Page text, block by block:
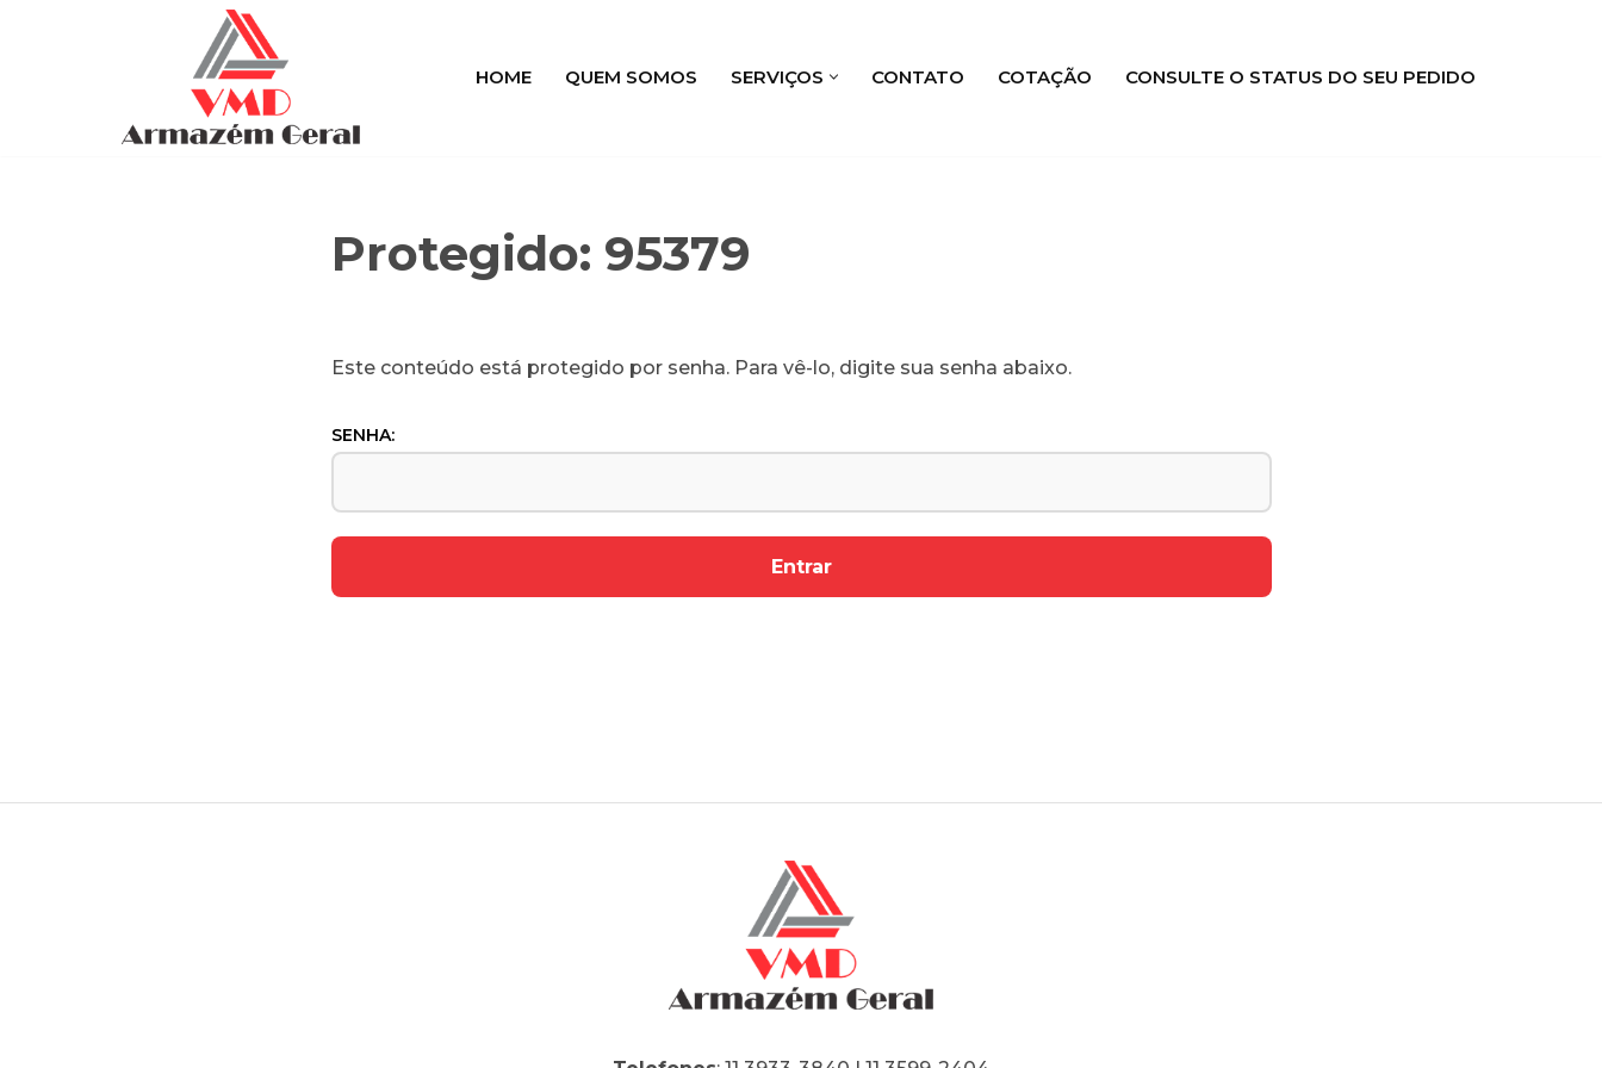
HOME QUEM SOMOS SERVIÇOS CONTATO COTAÇÃO CONSULTE O STATUS DO SEU PEDIDO
Protegido: 95379
Este conteúdo está protegido por senha. Para vê-lo, digite sua senha abaixo.
SENHA: